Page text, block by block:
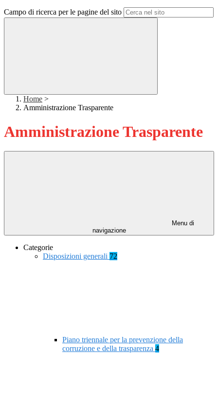
Campo di ricerca per le pagine del sito
Home >
Amministrazione Trasparente
Amministrazione Trasparente
Menu di
navigazione
Categorie
Disposizioni generali 72
Piano triennale per la prevenzione della
corruzione e della trasparenza 4